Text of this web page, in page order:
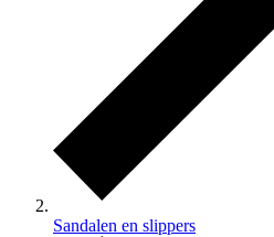
Sandalen en slippers